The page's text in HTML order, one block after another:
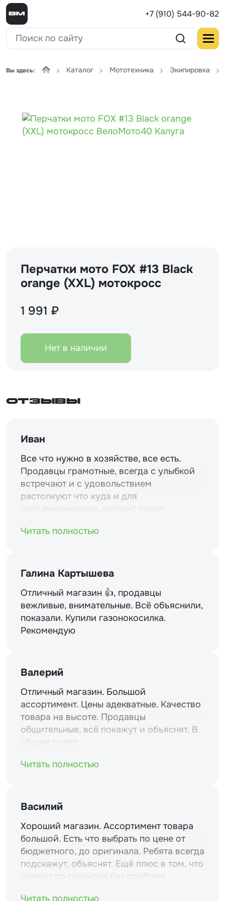
+7 (910) 544-90-82
Вы здесь: Каталог Мототехника Экипировка
Перчатки мото FOX #13 Black
orange (XXL) мотокросс
1 991 ₽
Нет в наличии
Отзывы
Иван
Все что нужно в хозяйстве, все есть.
Продавцы грамотные, всегда с улыбкой
встречают и с удовольствием
растолкуют что куда и для
чего.рекомендую. респект таким
Читать полностью
Галина Картышева
Отличный магазин 👍, продавцы
вежливые, внимательные. Всё объяснили,
показали. Купили газонокосилка.
Рекомендую
Валерий
Отличный магазин. Большой
ассортимент. Цены адекватные. Качество
товара на высоте. Продавцы
общительные, всё покажут и объяснят. В
общем супер.
Читать полностью
Василий
Хороший магазин. Ассортимент товара
большой. Есть что выбрать по цене от
бюджетного, до оригинала. Ребята всегда
подскажут, объяснят. Ещё плюс в том, что
ремонт по гарантии без проблем.
Читать полностью